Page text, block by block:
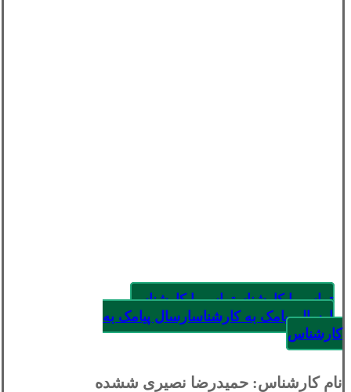
تماس با کارشناستماس با کارشناس
ارسال پیامک به کارشناسارسال پیامک به
کارشناس
نام کارشناس: حمیدرضا نصیری ششده